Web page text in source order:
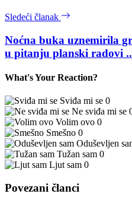
Sledeći članak
Noćna buka uznemirila
u pitanju planski radovi
What's Your Reaction?
Sviđa mi se 0
Ne sviđa mi se
Volim ovo 0
Smešno 0
Oduševljen
Tužan sam 0
Ljut sam 0
Povezani članci